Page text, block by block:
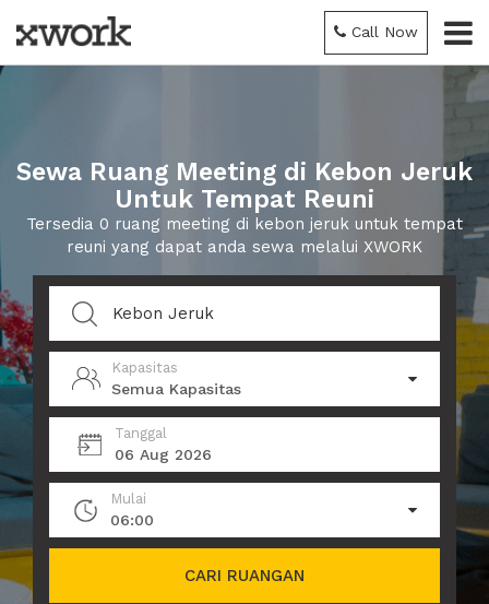
Call Now
Sewa Ruang Meeting di Kebon Jeruk
Untuk Tempat Reuni
Tersedia 0 ruang meeting di kebon jeruk untuk tempat
reuni yang dapat anda sewa melalui XWORK
Kapasitas
Semua Kapasitas
Tanggal
06 Aug 2026
Mulai
06:00
CARI RUANGAN